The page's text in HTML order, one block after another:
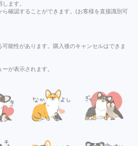
ます。
ら確認することができます。(お客様を直接識別可
能性があります。購入後のキャンセルはできま
が表示されます。